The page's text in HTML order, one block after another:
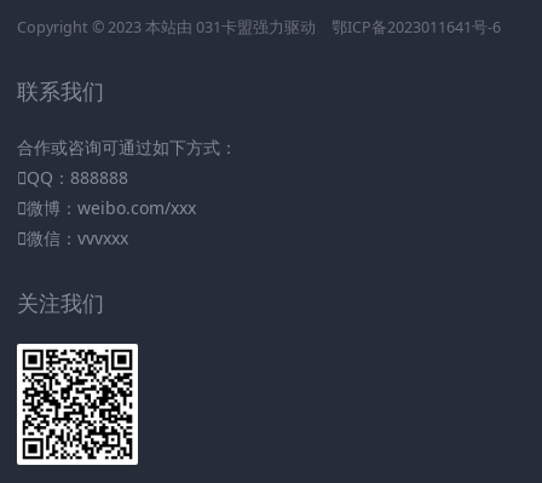
Copyright © 2023 本站由 031卡盟强力驱动 鄂ICP备2023011641号-6
联系我们
合作或咨询可通过如下方式：
QQ：888888
微博：weibo.com/xxx
微信：vvvxxx
关注我们